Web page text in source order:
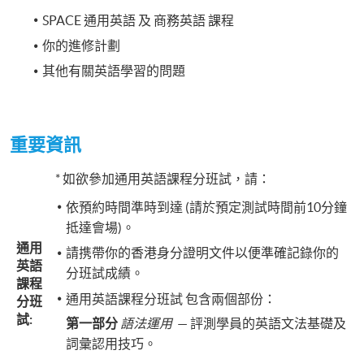
SPACE 通用英語 及 商務英語 課程
你的進修計劃
其他有關英語學習的問題
重要資訊
通用
英語
課程
分班
試:
* 如欲參加通用英語課程分班試，請：
依預約時間準時到達 (請於預定測試時間前10分鐘
抵達會場)。
請携帶你的香港身分證明文件以便準確記錄你的
分班試成績。
通用英語課程分班試 包含兩個部份：
第一部分 語法運用— 評測學員的英語文法基礎及
詞彙認用技巧。